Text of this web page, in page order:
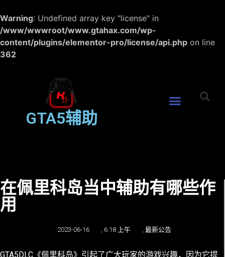
Warning: Undefined array key "license" in
/www/wwwroot/www.gtahax.com/wp-
content/plugins/elementor-pro/license/api.php on line
362
GTA5辅助
在佩里科岛当中辅助有哪些作
用
2023-06-16 6:18 上午 最新公告
GTA5DLC《佩里科岛》引起了广大玩家的游戏兴趣，因为它提